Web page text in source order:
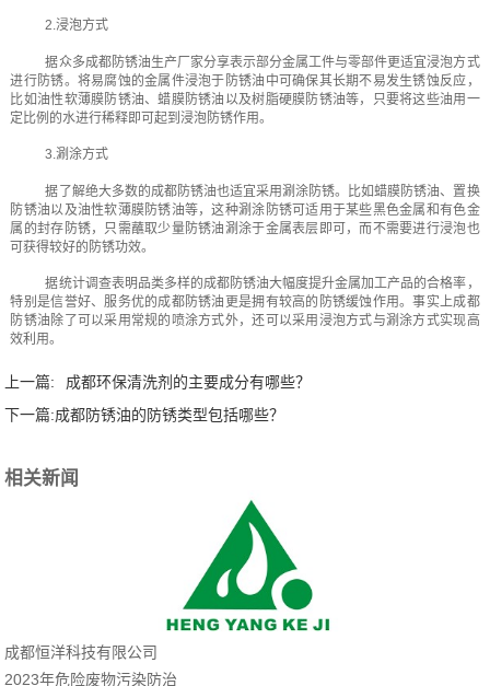
2.浸泡方式
据众多成都防锈油生产厂家分享表示部分金属工件与零部件更适宜浸泡方式
进行防锈。将易腐蚀的金属件浸泡于防锈油中可确保其长期不易发生锈蚀反应，
比如油性软薄膜防锈油、蜡膜防锈油以及树脂硬膜防锈油等，只要将这些油用一
定比例的水进行稀释即可起到浸泡防锈作用。
3.涮涂方式
据了解绝大多数的成都防锈油也适宜采用涮涂防锈。比如蜡膜防锈油、置换
防锈油以及油性软薄膜防锈油等，这种涮涂防锈可适用于某些黑色金属和有色金
属的封存防锈，只需蘸取少量防锈油涮涂于金属表层即可，而不需要进行浸泡也
可获得较好的防锈功效。
据统计调查表明品类多样的成都防锈油大幅度提升金属加工产品的合格率，
特别是信誉好、服务优的成都防锈油更是拥有较高的防锈缓蚀作用。事实上成都
防锈油除了可以采用常规的喷涂方式外，还可以采用浸泡方式与涮涂方式实现高
效利用。
上一篇:
成都环保清洗剂的主要成分有哪些？
下一篇:成都防锈油的防锈类型包括哪些？
相关新闻
成都恒洋科技有限公司
2023年危险废物污染防治